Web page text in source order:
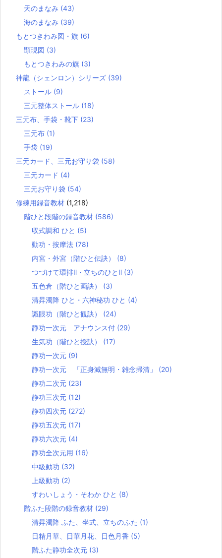
天のまなみ (43)
海のまなみ (39)
もとつきわみ図・旗 (6)
顕現図 (3)
もとつきわみの旗 (3)
神龍（シェンロン）シリーズ (39)
ストール (9)
三元整体ストール (18)
三元布、手袋・靴下 (23)
三元布 (1)
手袋 (19)
三元カード、三元お守り袋 (58)
三元カード (4)
三元お守り袋 (54)
修練用録音教材 (1,218)
階ひと段階の録音教材 (586)
収式調和 ひと (5)
動功・按摩法 (78)
内宮・外宮（階ひと伝訣） (8)
つづけて環排Ⅱ・立ちのひとⅡ (3)
五色倉（階ひと画訣） (3)
清昇濁降 ひと・六神秘功 ひと (4)
識眼功（階ひと観訣） (24)
静功一次元 アナウンス付 (29)
生気功（階ひと授訣） (17)
静功一次元 (9)
静功一次元 「正身滅無明・雑念掃清」 (20)
静功二次元 (23)
静功三次元 (12)
静功四次元 (272)
静功五次元 (17)
静功六次元 (4)
静功全次元用 (16)
中級動功 (32)
上級動功 (2)
すわいしょう・そわか ひと (8)
階ふた段階の録音教材 (29)
清昇濁降 ふた、坐式、立ちのふた (1)
日精月華、日華月花、日色月香 (5)
階ふた静功全次元 (3)